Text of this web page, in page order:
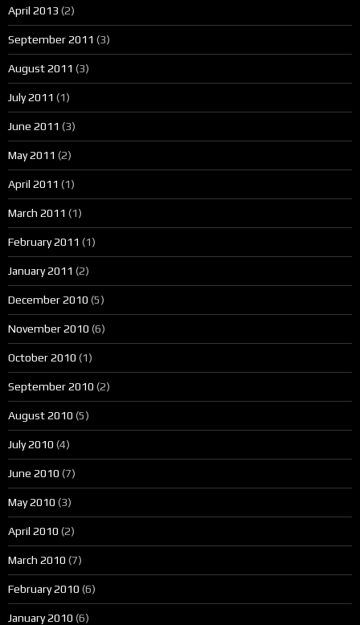
April 2013 (2)
September 2011 (3)
August 2011 (3)
July 2011 (1)
June 2011 (3)
May 2011 (2)
April 2011 (1)
March 2011 (1)
February 2011 (1)
January 2011 (2)
December 2010 (5)
November 2010 (6)
October 2010 (1)
September 2010 (2)
August 2010 (5)
July 2010 (4)
June 2010 (7)
May 2010 (3)
April 2010 (2)
March 2010 (7)
February 2010 (6)
January 2010 (6)